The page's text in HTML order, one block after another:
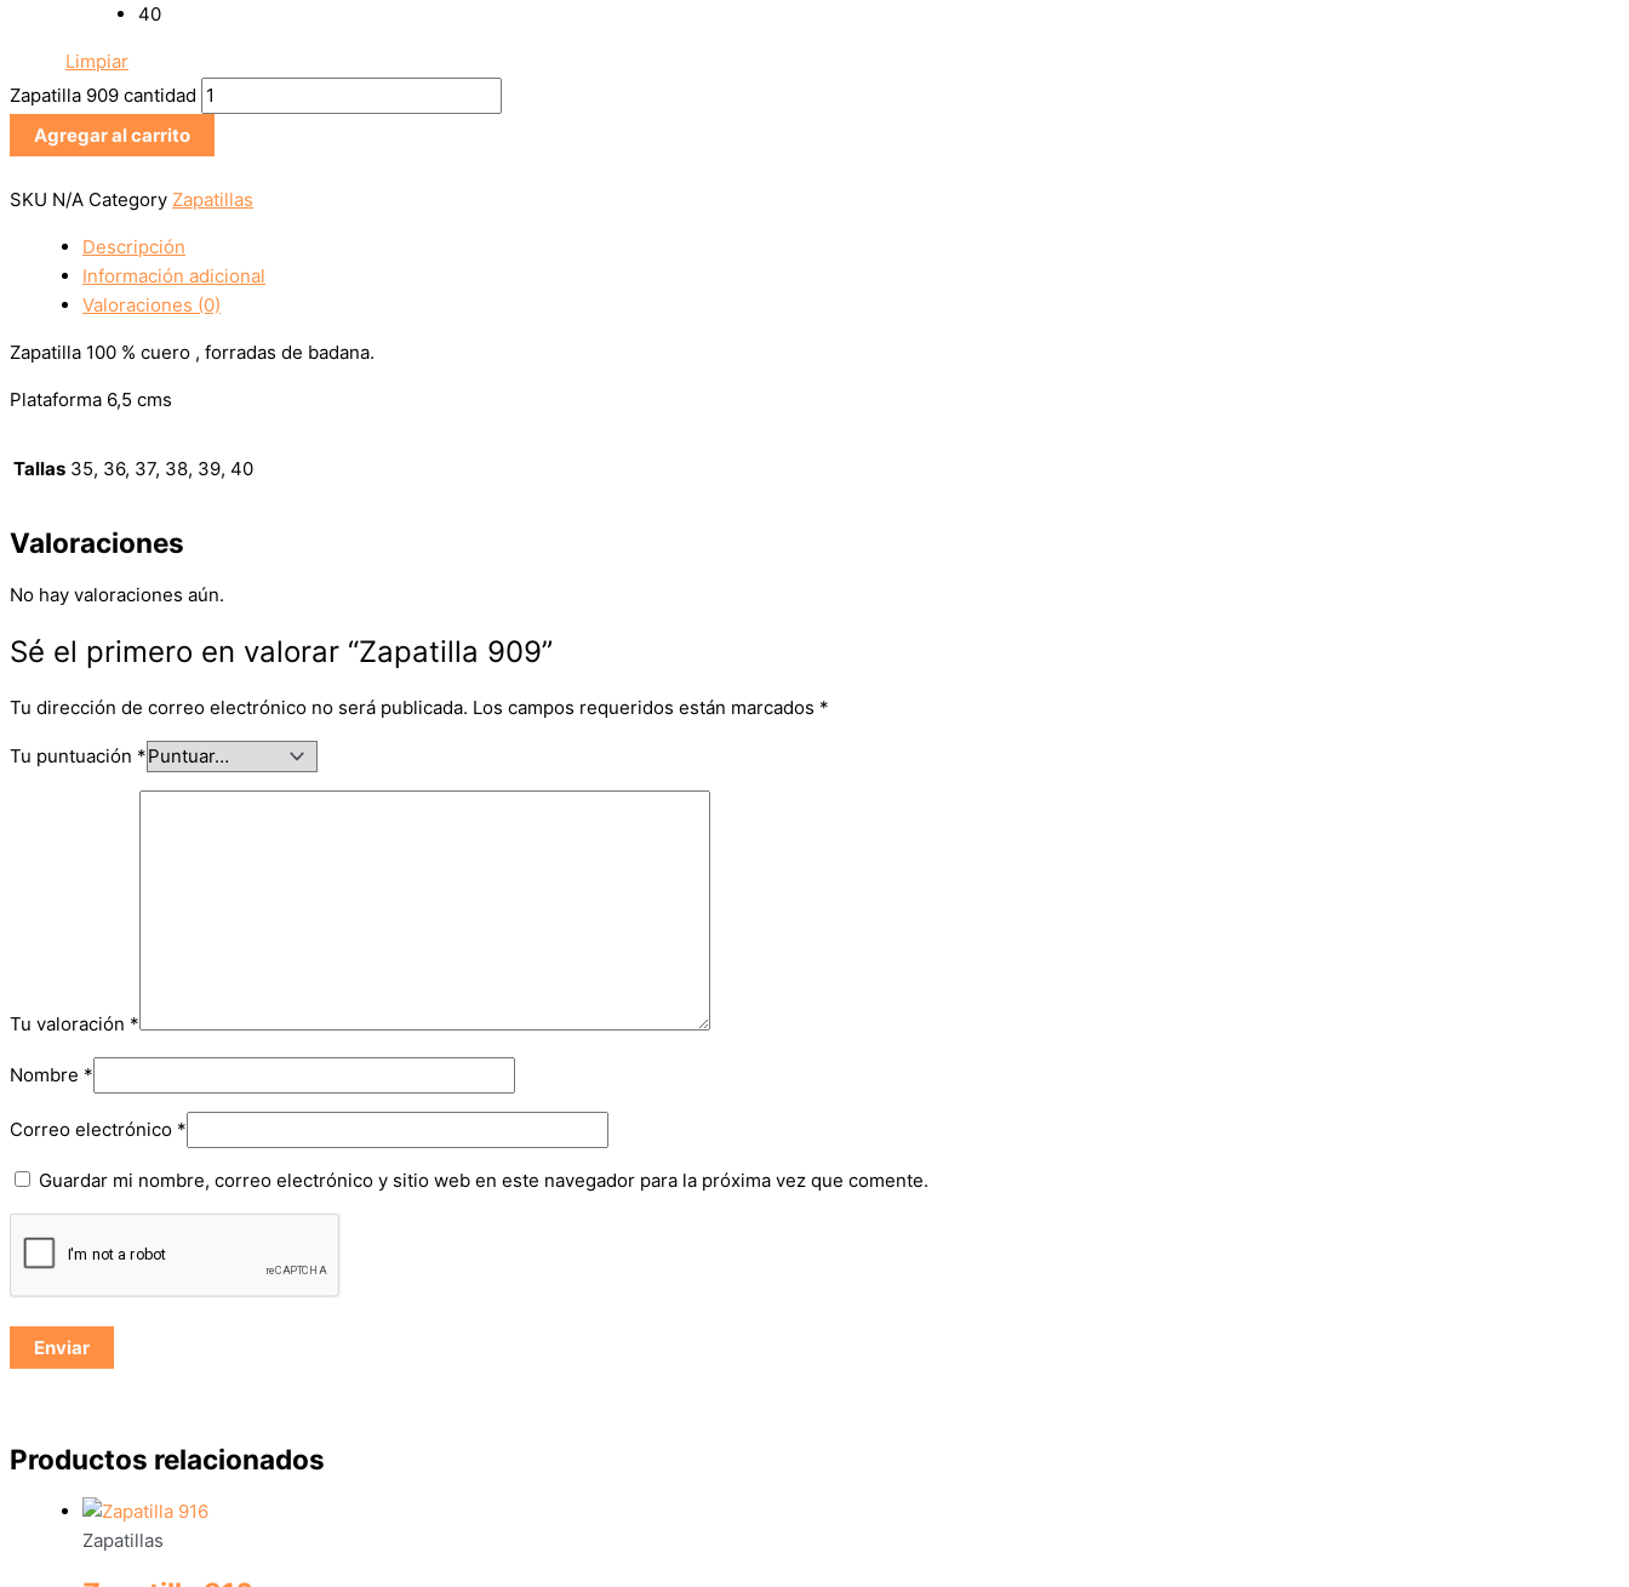
40
Limpiar
Zapatilla 909 cantidad
Agregar al carrito
SKU N/A Category Zapatillas
Descripción
Información adicional
Valoraciones (0)
Zapatilla 100 % cuero , forradas de badana.
Plataforma 6,5 cms
Tallas 35, 36, 37, 38, 39, 40
Valoraciones
No hay valoraciones aún.
Sé el primero en valorar “Zapatilla 909”
Tu dirección de correo electrónico no será publicada. Los campos requeridos están marcados *
Tu puntuación *
Tu valoración *
Nombre *
Correo electrónico *
Guardar mi nombre, correo electrónico y sitio web en este navegador para la próxima vez que comente.
Productos relacionados
Zapatillas